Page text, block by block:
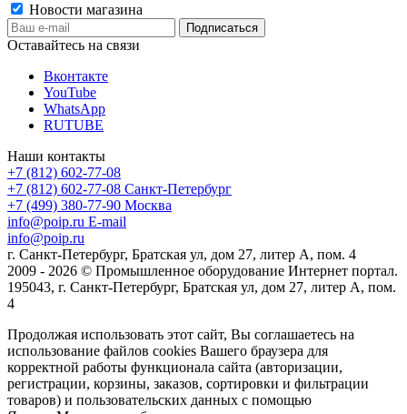
Новости магазина
Оставайтесь на связи
Вконтакте
YouTube
WhatsApp
RUTUBE
Наши контакты
+7 (812) 602-77-08
+7 (812) 602-77-08 Санкт-Петербург
+7 (499) 380-77-90 Москва
info@poip.ru E-mail
info@poip.ru
г. Санкт-Петербург, Братская ул, дом 27, литер А, пом. 4
2009 - 2026 © Промышленное оборудование Интернет портал.
195043, г. Санкт-Петербург, Братская ул, дом 27, литер А, пом.
4
Продолжая использовать этот сайт, Вы соглашаетесь на
использование файлов cookies Вашего браузера для
корректной работы функционала сайта (авторизации,
регистрации, корзины, заказов, сортировки и фильтрации
товаров) и пользовательских данных с помощью